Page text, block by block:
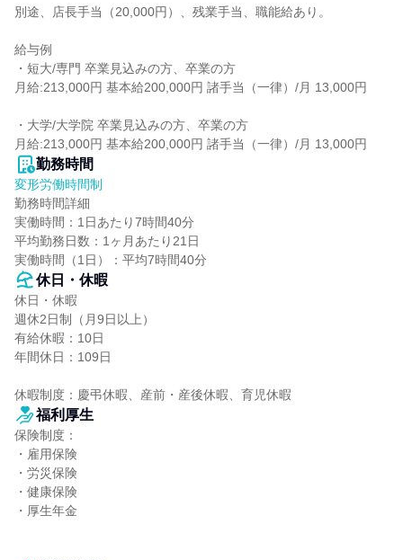
別途、店長手当（20,000円）、残業手当、職能給あり。
給与例
・短大/専門 卒業見込みの方、卒業の方
月給:213,000円 基本給200,000円 諸手当（一律）/月 13,000円
・大学/大学院 卒業見込みの方、卒業の方
月給:213,000円 基本給200,000円 諸手当（一律）/月 13,000円
勤務時間
変形労働時間制
勤務時間詳細
実働時間：1日あたり7時間40分
平均勤務日数：1ヶ月あたり21日
実働時間（1日）：平均7時間40分
休日・休暇
休日・休暇
週休2日制（月9日以上）
有給休暇：10日
年間休日：109日
休暇制度：慶弔休暇、産前・産後休暇、育児休暇
福利厚生
保険制度：
・雇用保険
・労災保険
・健康保険
・厚生年金